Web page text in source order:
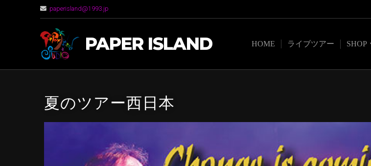
paperisland@1993.jp
PAPER ISLAND HOME ライブツアー SHOP
夏のツアー西日本